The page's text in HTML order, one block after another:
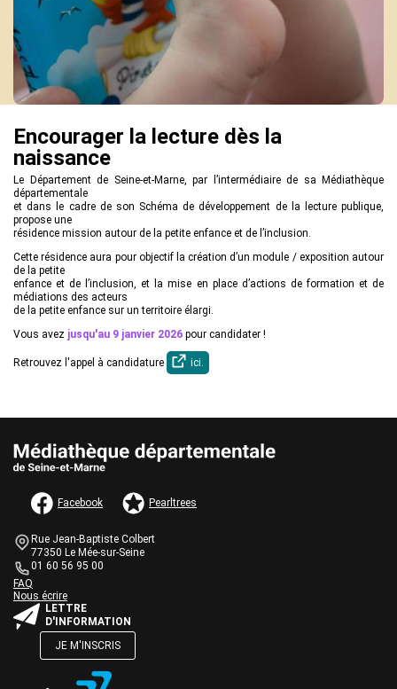
Tutoriels Syrtis
Veille professionnelle
Fiches pratiques
Publications
Encourager la lecture dès la
naissance
Le Département de Seine-et-Marne, par l’intermédiaire de sa Médiathèque
départementale
et dans le cadre de son Schéma de développement de la lecture publique,
propose une
résidence mission autour de la petite enfance et de l’inclusion.
Cette résidence aura pour objectif la création d’un module / exposition autour
de la petite
enfance et de l’inclusion, et la mise en place d’actions de formation et de
médiations des acteurs
de la petite enfance sur un territoire élargi.
Vous avez jusqu'au 9 janvier 2026 pour candidater !
Retrouvez l'appel à candidature ici.
AUTRES INFORMATIONS ET MENTIONS LÉGALES
Facebook Pearltrees
Bloc
de
texte
Informations de contact
Rue Jean-Baptiste Colbert
77350 Le Mée-sur-Seine
01 60 56 95 00
Bloc
de
texte
Une question ?
FAQ
Nous écrire
Bloc
de
LETTRE
D'INFORMATION
JE M'INSCRIS